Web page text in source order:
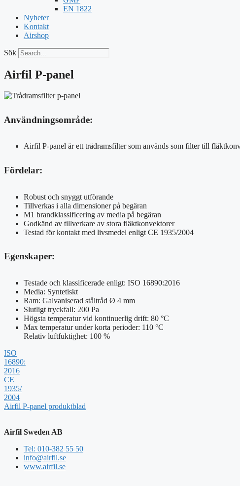
EN 1822
Nyheter
Kontakt
Airshop
Sök
Airfil P-panel
Användningsområde:
Airfil P-panel är ett trådramsfilter som används som filter till
Fördelar:
Robust och snyggt utförande
Tillverkas i alla dimensioner på begäran
M1 brandklassificering av media på begäran
Godkänd av tillverkare av stora fläktkonvektorer
Testad för kontakt med livsmedel enligt CE 1935/2004
Egenskaper:
Testade och klassificerade enligt: ISO 16890:2016
Media: Syntetiskt
Ram: Galvaniserad ståltråd Ø 4 mm
Slutligt tryckfall: 200 Pa
Högsta temperatur vid kontinuerlig drift: 80 °C
Max temperatur under korta perioder: 110 °C
Relativ luftfuktighet: 100 %
ISO
16890:
2016
CE
1935/
2004
Airfil P-panel produktblad
Airfil Sweden AB
Tel: 010-382 55 50
info@airfil.se
www.airfil.se